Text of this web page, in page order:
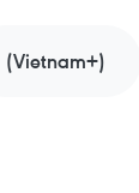
(Vietnam+)